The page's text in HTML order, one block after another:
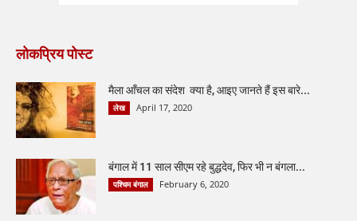
लोकप्रिय पोस्ट
मैला आँचल का संदेश क्या है, आइए जानते हैं इस बारे...
लेख April 17, 2020
बंगाल में 11 साल सीएम रहे बुद्धदेव, फिर भी न बंगला...
पश्चिम बंगाल February 6, 2020